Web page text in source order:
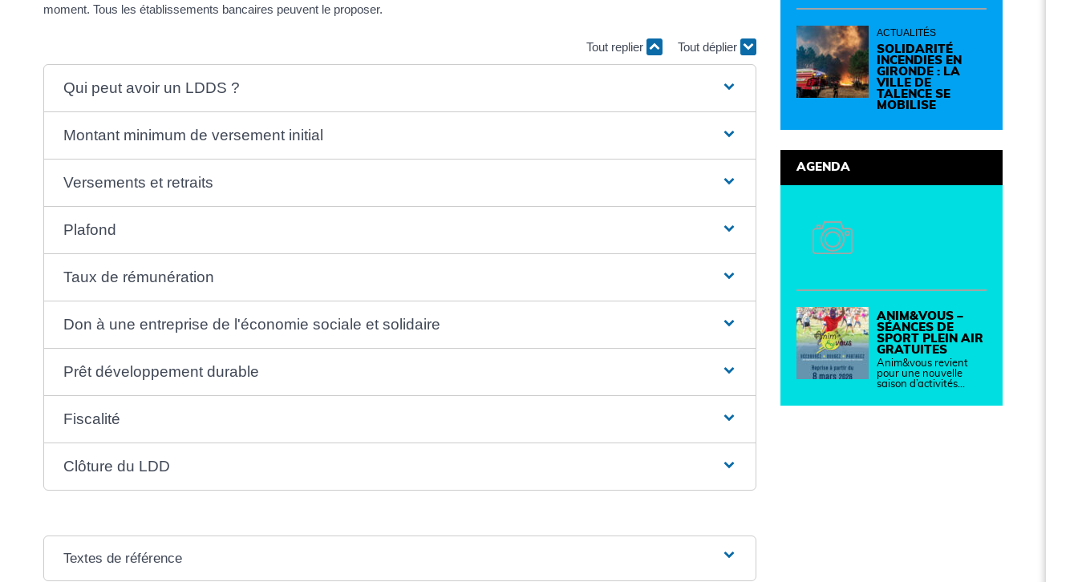
moment. Tous les établissements bancaires peuvent le proposer.
Tout replier Tout déplier
Qui peut avoir un LDDS ?
Montant minimum de versement initial
Versements et retraits
Plafond
Taux de rémunération
Don à une entreprise de l'économie sociale et solidaire
Prêt développement durable
Fiscalité
Clôture du LDD
Textes de référence
de 14h à 19h Des
des rencontres pour
passer à l'action !
Cette journée réunit
de nombreux
partenaires autour
d'initiatives concrètes
pour un territoire plus
durable et solidaire.
ACTUALITÉS
SOLIDARITÉ
INCENDIES EN
GIRONDE : LA
VILLE DE
TALENCE SE
MOBILISE
AGENDA
ANIM&VOUS –
SÉANCES DE
SPORT PLEIN AIR
GRATUITES
Anim&vous revient
pour une nouvelle
saison d’activités…